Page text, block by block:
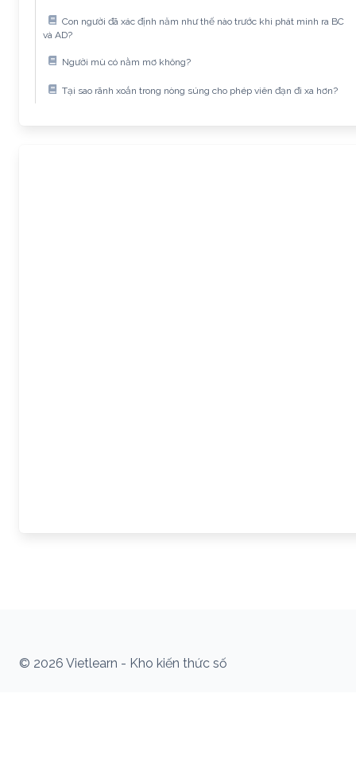
Con người đã xác định năm như thế nào trước khi phát minh ra BC
và AD?
Người mù có nằm mơ không?
Tại sao rãnh xoắn trong nòng súng cho phép viên đạn đi xa hơn?
© 2026 Vietlearn - Kho kiến thức số